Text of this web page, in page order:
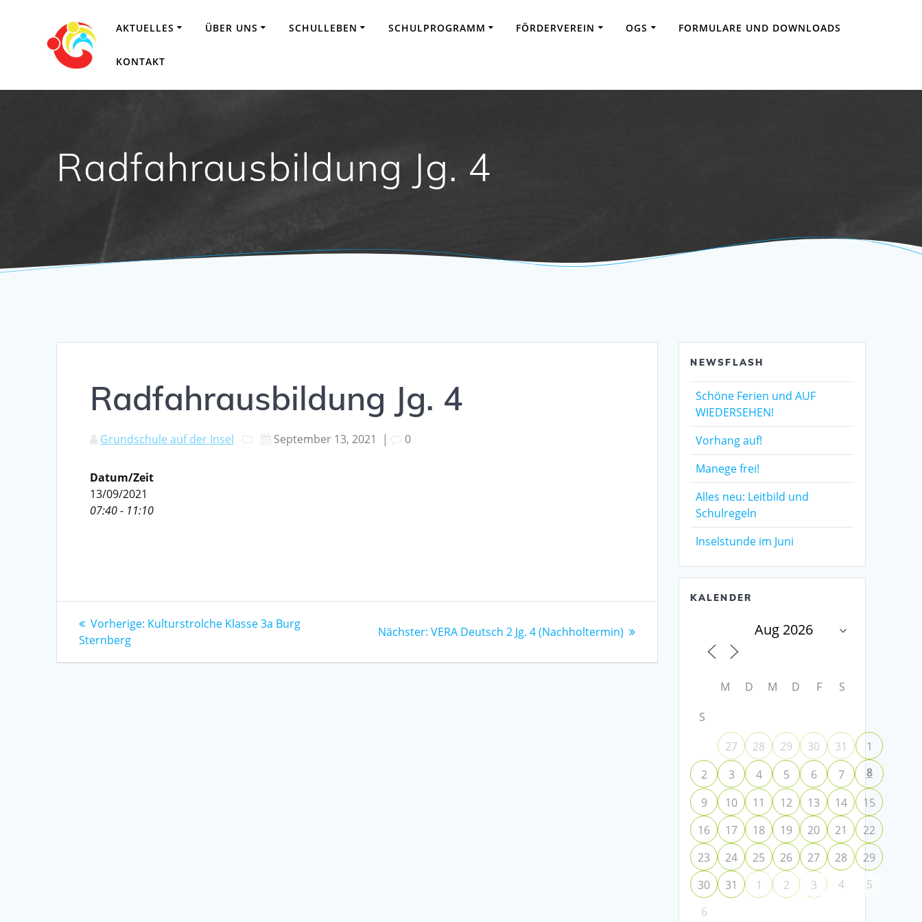
AKTUELLES ÜBER UNS SCHULLEBEN SCHULPROGRAMM FÖRDERVEREIN OGS FORMULARE UND DOWNLOADS
KONTAKT
Radfahrausbildung Jg. 4
Radfahrausbildung Jg. 4
Grundschule auf der Insel September 13, 2021 | 0
Datum/Zeit
13/09/2021
07:40 - 11:10
Beitragsnavigation
Vorherige: Vorheriger
Kulturstrolche Klasse 3a Burg
Sternberg
Nächster: Nächster
VERA Deutsch 2 Jg. 4 (Nachholtermin)
NEWSFLASH
Schöne Ferien und AUF
WIEDERSEHEN!
Vorhang auf!
Manege frei!
Alles neu: Leitbild und
Schulregeln
Inselstunde im Juni
KALENDER
M D M D F
S
S
27
28 29 30 31
1
2
3 4 5 6 7
8
9
10 11 12 13 14
15
16
17 18 19 20 21
22
23
24 25 26 27 28
29
30
31 1 2 3 4
5
6